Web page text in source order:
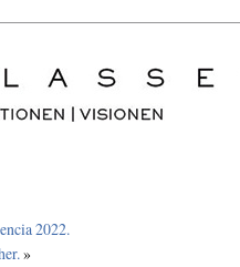
2022.
»